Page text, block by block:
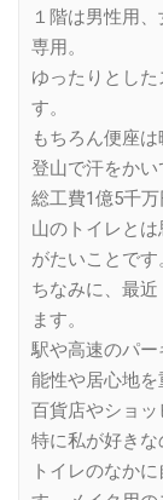
１階は男性用
専用。
ゆったりとし
す。
もちろん便座は
登山で汗をかい
総工費1億5千
山のトイレと
がたいことです
ちなみに、最
ます。
駅や高速のパ
能性や居心地を
百貨店やショッ
特に私が好き
トイレのなか